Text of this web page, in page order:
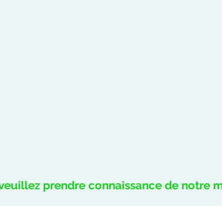
prendre connaissance de notre